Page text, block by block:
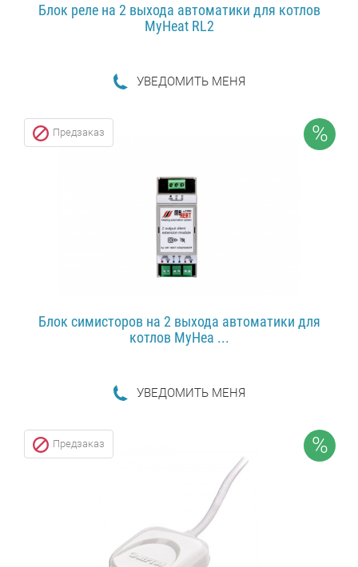
Блок реле на 2 выхода автоматики для котлов
MyHeat RL2
УВЕДОМИТЬ МЕНЯ
%
Предзаказ
Блок симисторов на 2 выхода автоматики для
котлов MyHea ...
УВЕДОМИТЬ МЕНЯ
%
Предзаказ